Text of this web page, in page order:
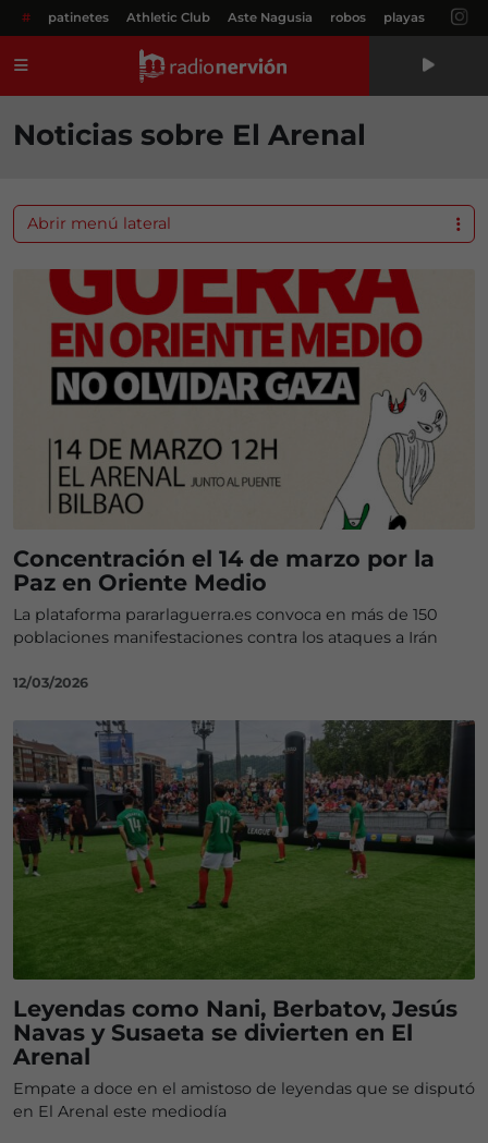
# patinetes Athletic Club Aste Nagusia robos playas
Noticias sobre El Arenal
Concentración el 14 de marzo por la
Paz en Oriente Medio
La plataforma pararlaguerra.es convoca en más de 150
poblaciones manifestaciones contra los ataques a Irán
12/03/2026
Leyendas como Nani, Berbatov, Jesús
Navas y Susaeta se divierten en El
Arenal
Empate a doce en el amistoso de leyendas que se disputó
en El Arenal este mediodía
Abrir menú lateral